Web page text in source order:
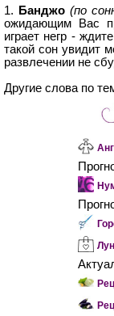
1.
Банджо(по
ожидающим Вас
играет негр -
такой сон увидит
развлечении не
Другие слова по